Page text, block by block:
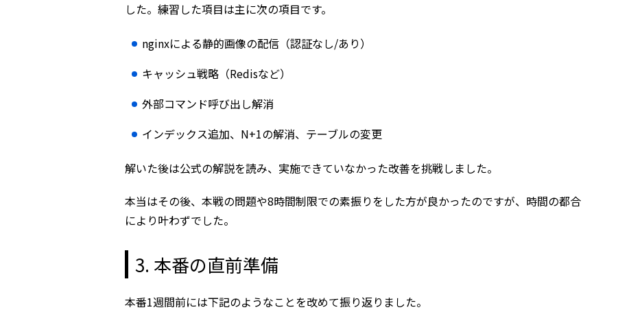
した。練習した項目は主に次の項目です。
nginxによる静的画像の配信（認証なし/あり）
キャッシュ戦略（Redisなど）
外部コマンド呼び出し解消
インデックス追加、N+1の解消、テーブルの変更
解いた後は公式の解説を読み、実施できていなかった改善を挑戦しました。
本当はその後、本戦の問題や8時間制限での素振りをした方が良かったのですが、時間の都合
により叶わずでした。
3. 本番の直前準備
本番1週間前には下記のようなことを改めて振り返りました。